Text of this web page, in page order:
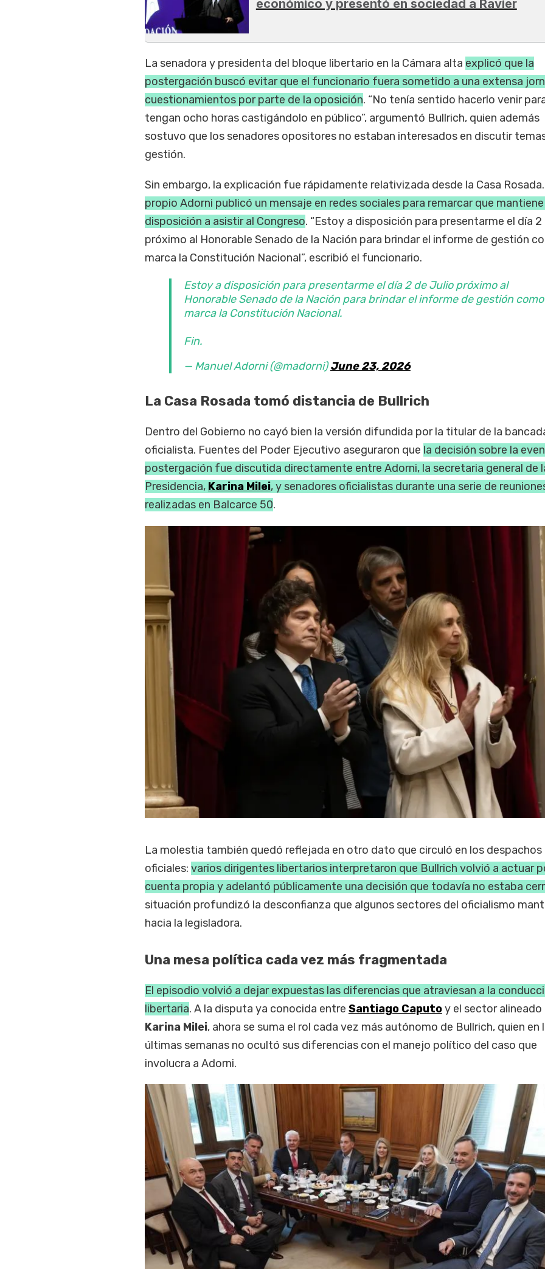
económico y presentó en sociedad a Ravier
La senadora y presidenta del bloque libertario en la Cámara alta explicó que la
postergación buscó evitar que el funcionario fuera sometido a una extensa
cuestionamientos por parte de la oposición. “No tenía sentido hacerlo venir
tengan ocho horas castigándolo en público”, argumentó Bullrich, quien además
sostuvo que los senadores opositores no estaban interesados en discutir
gestión.
Sin embargo, la explicación fue rápidamente relativizada desde la Casa
propio Adorni publicó un mensaje en redes sociales para remarcar que
disposición a asistir al Congreso. “Estoy a disposición para presentarme el día
próximo al Honorable Senado de la Nación para brindar el informe de gestión
marca la Constitución Nacional”, escribió el funcionario.
Estoy a disposición para presentarme el día 2 de Julio próximo al
Honorable Senado de la Nación para brindar el informe de gestión como
marca la Constitución Nacional.
Fin.
— Manuel Adorni (@madorni)June 23, 2026
La Casa Rosada tomó distancia de Bullrich
Dentro del Gobierno no cayó bien la versión difundida por la titular de la
oficialista. Fuentes del Poder Ejecutivo aseguraron que la decisión sobre la
postergación fue discutida directamente entre Adorni, la secretaria general de
Presidencia, Karina Milei, y senadores oficialistas durante una serie de
realizadas en Balcarce 50.
La molestia también quedó reflejada en otro dato que circuló en los despachos
oficiales: varios dirigentes libertarios interpretaron que Bullrich volvió a actuar
cuenta propia y adelantó públicamente una decisión que todavía no estaba
situación profundizó la desconfianza que algunos sectores del oficialismo
hacia la legisladora.
Una mesa política cada vez más fragmentada
El episodio volvió a dejar expuestas las diferencias que atraviesan a la
libertaria. A la disputa ya conocida entre Santiago Caputoy el sector alineado
Karina Milei, ahora se suma el rol cada vez más autónomo de Bullrich, quien en
últimas semanas no ocultó sus diferencias con el manejo político del caso que
involucra a Adorni.